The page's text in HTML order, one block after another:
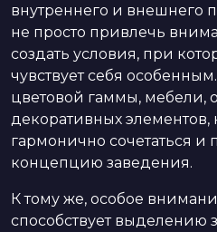
внутреннего и внешнего
не просто привлечь
создать условия, при
чувствует себя
цветовой гаммы, мебели,
декоративных
гармонично сочетаться и
концепцию заведения.
К тому же, особое
способствует выделению